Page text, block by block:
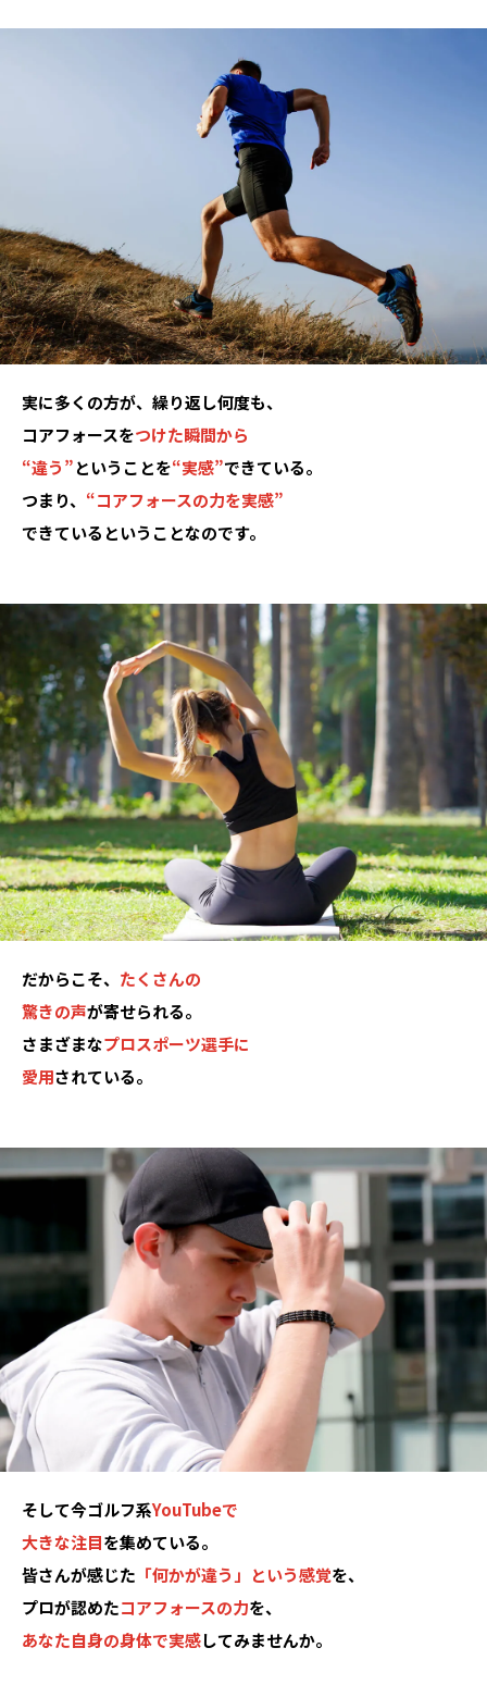
実に多くの方が、繰り返し何度も、
コアフォースをつけた瞬間から
“違う”ということを“実感”できている。
つまり、 “コアフォースの力を実感”
できているということなのです。
だからこそ、 たくさんの
驚きの声が寄せられる。
さまざまなプロスポーツ選手に
愛用されている。
そして今ゴルフ系YouTubeで
大きな注目を集めている。
皆さんが感じた 「何かが違う」という感覚を、
プロが認めたコアフォースの力を、
あなた自身の身体で実感してみませんか。